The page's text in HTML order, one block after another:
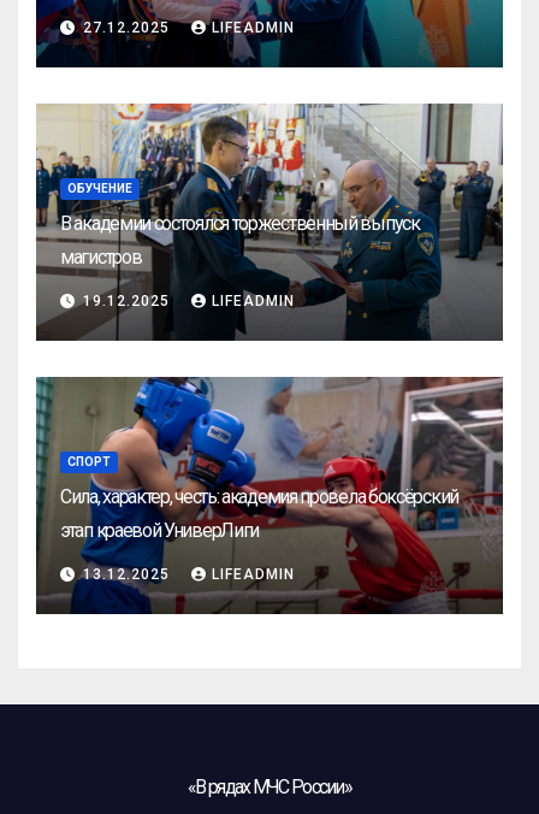
27.12.2025 LIFEADMIN
ОБУЧЕНИЕ
В академии состоялся торжественный выпуск
магистров
19.12.2025 LIFEADMIN
СПОРТ
Сила, характер, честь: академия провела боксёрский
этап краевой УниверЛиги
13.12.2025 LIFEADMIN
«В рядах МЧС России»